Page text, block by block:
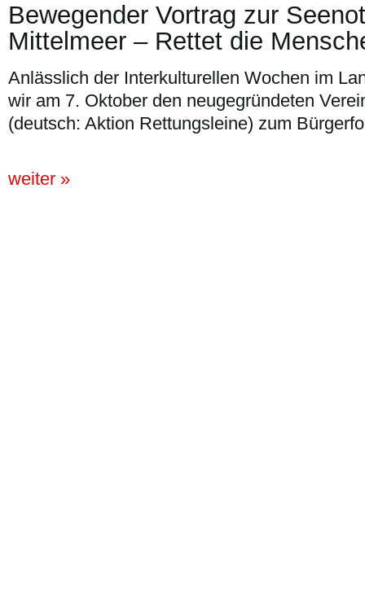
Bewegender Vortrag zur
Mittelmeer – Rettet die
Anlässlich der Interkulturellen Wochen im
wir am 7. Oktober den neugegründeten
(deutsch: Aktion Rettungsleine) zum
weiter »